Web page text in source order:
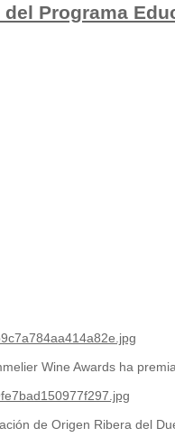
Programa
Wine Awards ha
de Origen Ribera del